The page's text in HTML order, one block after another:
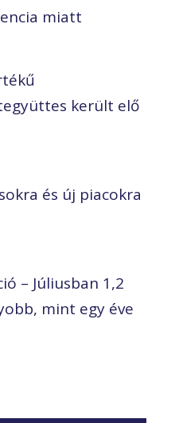
miatt
került elő
és új piacokra
– Júliusban 1,2
mint egy éve